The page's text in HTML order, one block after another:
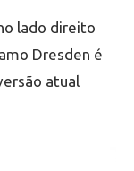
lado direito
Dresden é
atual